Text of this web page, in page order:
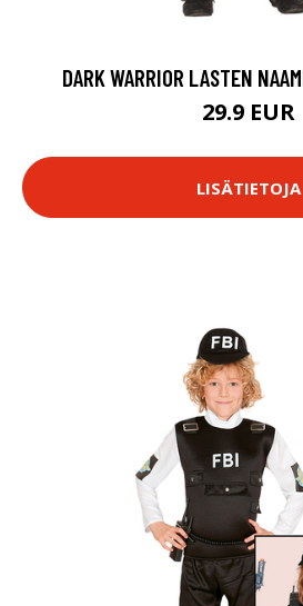
DARK WARRIOR LASTEN
29.9 EUR
LISÄTIETOJA